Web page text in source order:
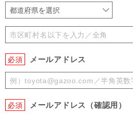
都道府県を選択
必須 メールアドレス
必須 メールアドレス（確認用）